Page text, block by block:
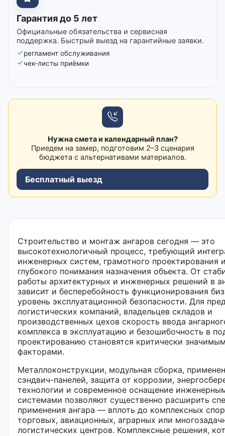
Гарантия до 5 лет
Официальные обязательства и сервисная
поддержка. Быстрый выезд на гарантийные заявки.
регламент обслуживания
чек-листы приёмки
Нужна смета и календарный план?
Приедем на замер, подготовим 2–3 сценария
бюджета с альтернативами материалов.
Бесплатный выезд
Строительство и монтаж ангаров сегодня — это
высокотехнологичный процесс, требующий
инженерных систем, грамотного проектирования
глубокого понимания назначения объекта. От
работы архитектурных и инженерных решений в
зависит и бесперебойность функционирования
уровень эксплуатационной безопасности. Для
логистических компаний, владельцев складов и
производственных цехов скорость ввода
комплекса в эксплуатацию и безошибочность в
проектированию становятся критически
факторами.
Металлоконструкции, модульная сборка,
сэндвич-панелей, защита от коррозии,
технологии и современное оснащение
системами позволяют существенно расширить
применения ангара — вплоть до комплексных
торговых, авиационных, аграрных или
логистических центров. Комплексные решения,